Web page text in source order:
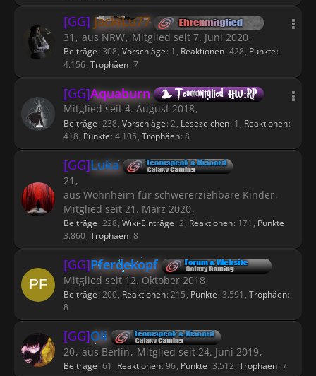
[GG] JackiLu77
31 aus NRW Mitglied seit 7. Juni 2020
Beiträge 308 Vorschläge 1 Reaktionen 428 Punkte
4.156 Trophäen 7
[GG]Aquaburn
Mitglied seit 4. August 2018
Beiträge 238 Vorschläge 2 Lesezeichen 1
Reaktionen
418 Punkte 4.105 Trophäen 8
[GG]Luka
21
aus Wohnheim für schwererziehbare Kinder
Mitglied seit 21. März 2020
Beiträge 228 Wiki-Einträge 2 Reaktionen 171
Punkte
3.860 Trophäen 8
[GG]Pferdekopf
Mitglied seit 12. Oktober 2018
Beiträge 200 Reaktionen 215 Punkte 3.591 Trophäen
8
[GG]Oli
20 aus Berlin Mitglied seit 24. Juni 2019
Beiträge 61 Reaktionen 96 Punkte 3.512 Trophäen 7